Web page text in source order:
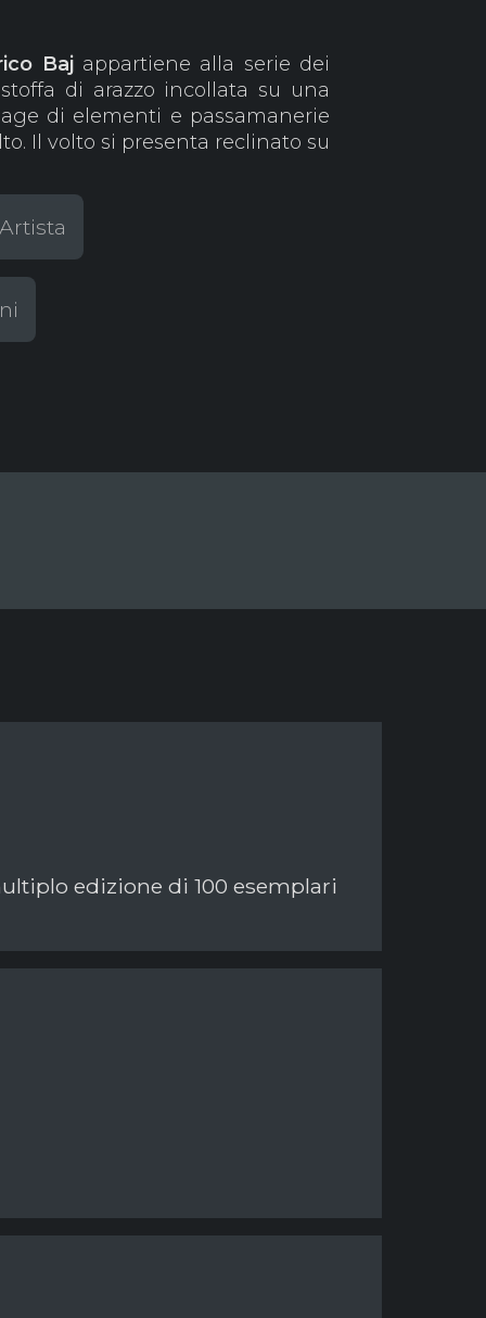
Baj appartiene alla serie dei
di arazzo incollata su una
di elementi e passamanerie
Il volto si presenta reclinato su
edizione di 100 esemplari